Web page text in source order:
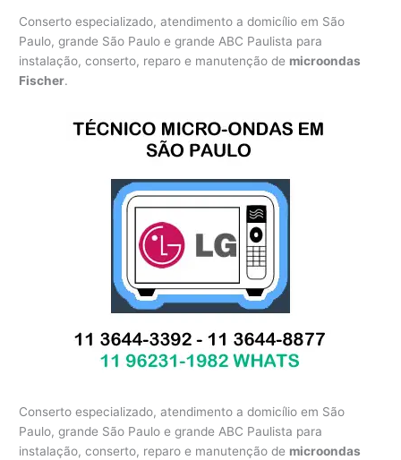
Conserto especializado, atendimento a domicílio em São
Paulo, grande São Paulo e grande ABC Paulista para
instalação, conserto, reparo e manutenção de microondas
Fischer.
Conserto especializado, atendimento a domicílio em São
Paulo, grande São Paulo e grande ABC Paulista para
instalação, conserto, reparo e manutenção de microondas